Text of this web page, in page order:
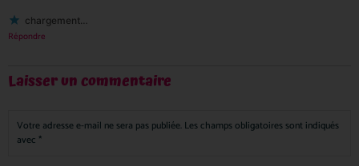
chargement…
Répondre
Laisser un commentaire
Votre adresse e-mail ne sera pas publiée. Les champs obligatoires sont indiqués
avec *